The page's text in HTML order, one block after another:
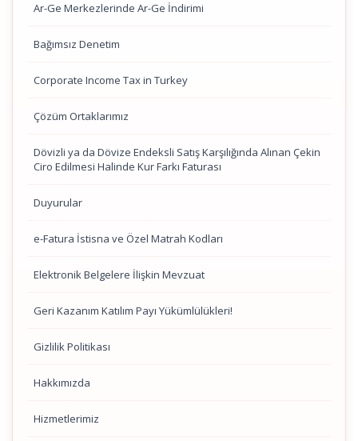
Ar-Ge Merkezlerinde Ar-Ge İndirimi
Bağımsız Denetim
Corporate Income Tax in Turkey
Çözüm Ortaklarımız
Dövizli ya da Dövize Endeksli Satış Karşılığında Alınan Çekin
Ciro Edilmesi Halinde Kur Farkı Faturası
Duyurular
e-Fatura İstisna ve Özel Matrah Kodları
Elektronik Belgelere İlişkin Mevzuat
Geri Kazanım Katılım Payı Yükümlülükleri!
Gizlilik Politikası
Hakkımızda
Hizmetlerimiz